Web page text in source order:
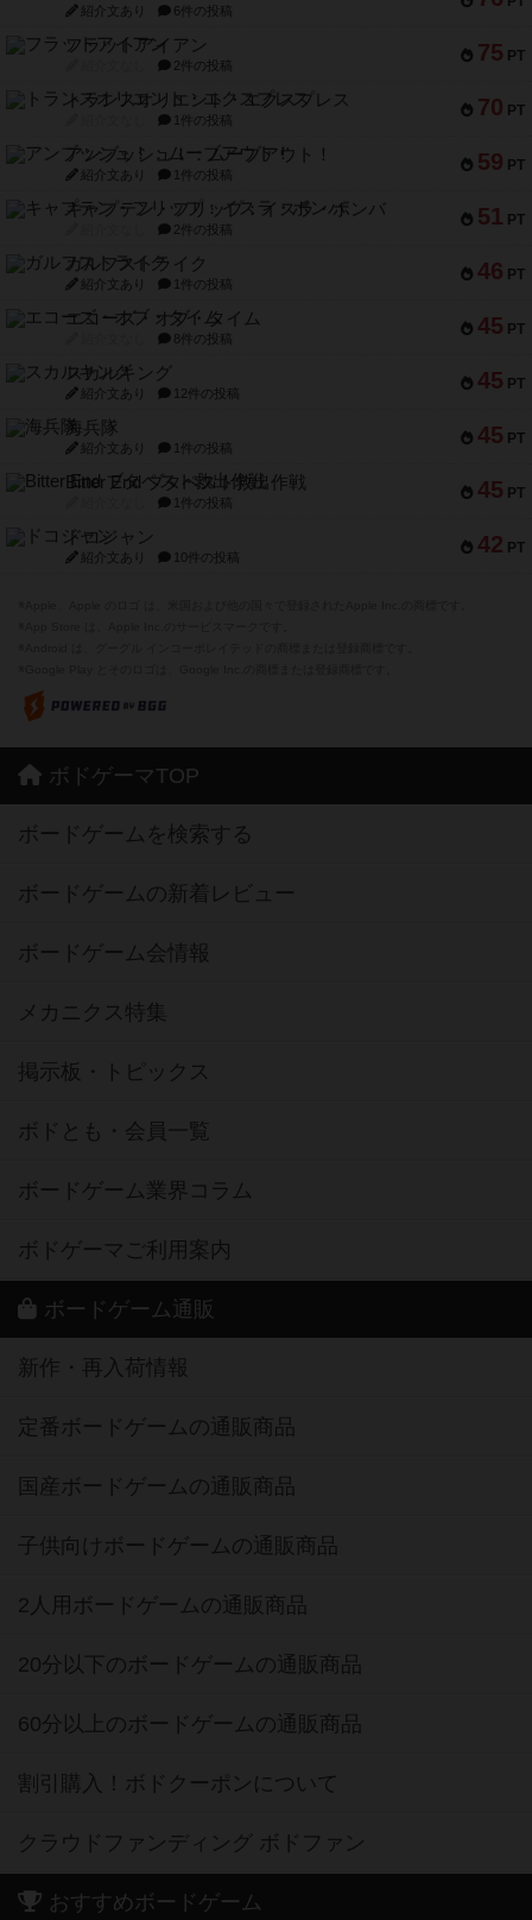
紹介文あり 6件の投稿
75 PT
フラットアイアン
2件の投稿
70 PT
トランスオリエント・エクスプレス
1件の投稿
59 PT
アンブッシュ！：ムーブアウト！
紹介文あり 1件の投稿
51 PT
キャプテン・フリップ：イスラ・ボンバ
2件の投稿
46 PT
ガルフストライク
紹介文あり 1件の投稿
45 PT
エコーズ・オブ・タイム
8件の投稿
45 PT
スカルキング
紹介文あり 12件の投稿
45 PT
海兵隊
紹介文あり 1件の投稿
45 PT
Bitter End ブタペスト救出作戦
1件の投稿
42 PT
ドコジャン
紹介文あり 10件の投稿
ボドゲーマTOP
ボードゲームを検索する
ボードゲームの新着レビュー
ボードゲーム会情報
メカニクス特集
掲示板・トピックス
ボドとも・会員一覧
ボードゲーム業界コラム
ボドゲーマご利用案内
ボードゲーム通販
新作・再入荷情報
定番ボードゲームの通販商品
国産ボードゲームの通販商品
子供向けボードゲームの通販商品
2人用ボードゲームの通販商品
20分以下のボードゲームの通販商品
60分以上のボードゲームの通販商品
割引購入！ボドクーポンについて
クラウドファンディング ボドファン
おすすめボードゲーム